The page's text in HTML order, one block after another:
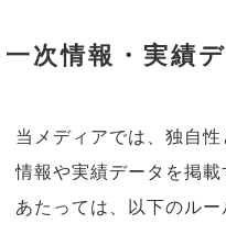
一次情報・実績
当メディアでは、独自
情報や実績データを掲
あたっては、以下のルー